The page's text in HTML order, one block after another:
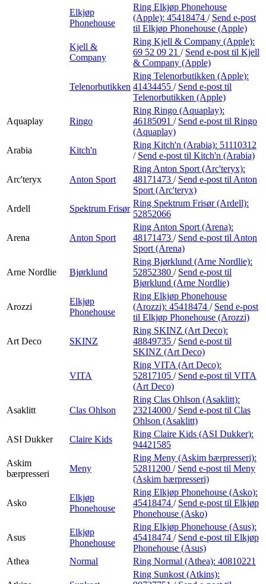
Elkjøp
Phonehouse
Ring Elkjøp Phonehouse
(Apple): 45418474 / Send e-post
til Elkjøp Phonehouse (Apple)
Kjell &
Company
Ring Kjell & Company (Apple):
69 52 09 21 / Send e-post til Kjell
& Company (Apple)
Telenorbutikken
Ring Telenorbutikken (Apple):
41434455 / Send e-post til
Telenorbutikken (Apple)
Aquaplay Ringo
Ring Ringo (Aquaplay):
46185091 / Send e-post til Ringo
(Aquaplay)
Arabia
Kitch'n
Ring Kitch'n (Arabia): 51110312
/ Send e-post til Kitch'n (Arabia)
Arc'teryx Anton Sport
Ring Anton Sport (Arc'teryx):
48171473 / Send e-post til Anton
Sport (Arc'teryx)
Ardell
Spektrum Frisør
Ring Spektrum Frisør (Ardell):
52852066
Arena Anton Sport
Ring Anton Sport (Arena):
48171473 / Send e-post til Anton
Sport (Arena)
Arne Nordlie Bjørklund
Ring Bjørklund (Arne Nordlie):
52852380 / Send e-post til
Bjørklund (Arne Nordlie)
Arozzi
Elkjøp
Phonehouse
Ring Elkjøp Phonehouse
(Arozzi): 45418474 / Send e-post
til Elkjøp Phonehouse (Arozzi)
Art Deco SKINZ
Ring SKINZ (Art Deco):
48849735 / Send e-post til
SKINZ (Art Deco)
VITA
Ring VITA (Art Deco):
52817105 / Send e-post til VITA
(Art Deco)
Asaklitt Clas Ohlson
Ring Clas Ohlson (Asaklitt):
23214000 / Send e-post til Clas
Ohlson (Asaklitt)
ASI Dukker
Claire Kids
Ring Claire Kids (ASI Dukker):
94421585
Askim
bærpresseri
Meny
Ring Meny (Askim bærpresseri):
52811200 / Send e-post til Meny
(Askim bærpresseri)
Asko
Elkjøp
Phonehouse
Ring Elkjøp Phonehouse (Asko):
45418474 / Send e-post til Elkjøp
Phonehouse (Asko)
Asus
Elkjøp
Phonehouse
Ring Elkjøp Phonehouse (Asus):
45418474 / Send e-post til Elkjøp
Phonehouse (Asus)
Athea
Normal Ring Normal (Athea): 40810221
Ring Sunkost (Atkins):